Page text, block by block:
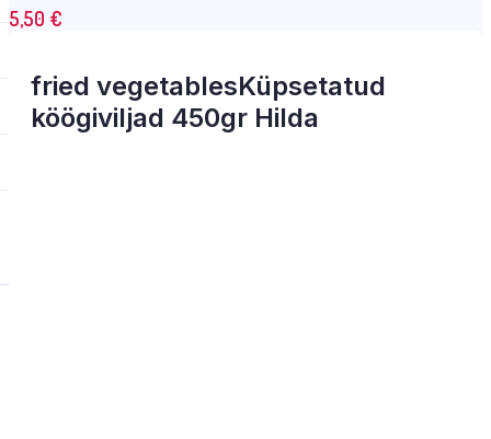
5,50 €
fried vegetablesKüpsetatud
köögiviljad 450gr Hilda